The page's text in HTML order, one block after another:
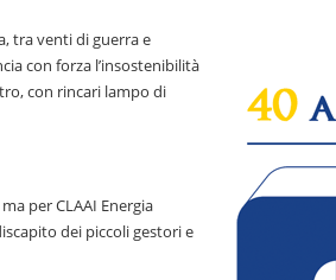
tra venti di guerra e
con forza l’insostenibilità
con rincari lampo di
per CLAAI Energia
dei piccoli gestori e